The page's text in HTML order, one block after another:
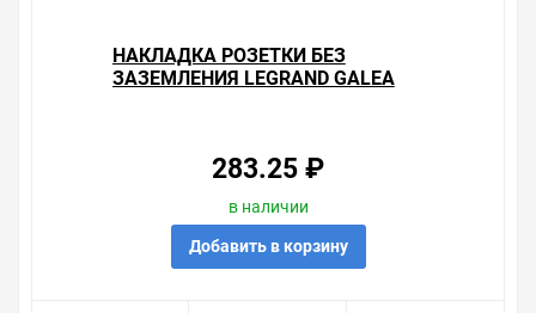
НАКЛАДКА РОЗЕТКИ БЕЗ
ЗАЗЕМЛЕНИЯ LEGRAND GALEA
283.25 ₽
в наличии
Добавить в корзину